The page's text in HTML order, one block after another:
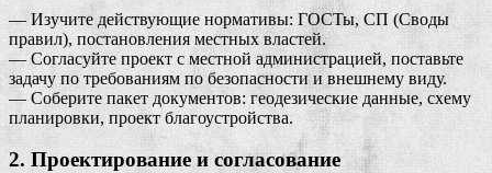
— Изучите действующие нормативы: ГОСТы, СП (Своды
правил), постановления местных властей.
— Согласуйте проект с местной администрацией, поставьте
задачу по требованиям по безопасности и внешнему виду.
— Соберите пакет документов: геодезические данные, схему
планировки, проект благоустройства.
2. Проектирование и согласование